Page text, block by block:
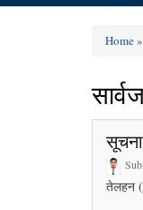
Home
तेलहन